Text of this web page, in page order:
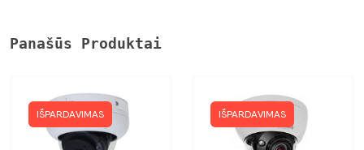
Panašūs Produktai
IŠPARDAVIMAS IŠPARDAVIMAS